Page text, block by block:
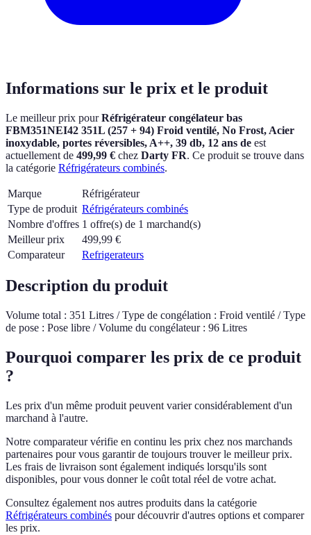
Informations sur le prix et le produit
Le meilleur prix pourRéfrigérateur congélateur bas
FBM351NEI42 351L (257 + 94) Froid ventilé, No Frost, Acier
inoxydable, portes réversibles, A++, 39 db, 12 ans de est
actuellement de 499,99 € chez Darty FR. Ce produit se trouve dans
la catégorie Réfrigérateurs combinés.
Marque
Réfrigérateur
Type de produit Réfrigérateurs combinés
Nombre d'offres 1 offre(s) de 1 marchand(s)
Meilleur prix
499,99 €
Comparateur
Refrigerateurs
Description du produit
Volume total : 351 Litres / Type de congélation : Froid ventilé / Type
de pose : Pose libre / Volume du congélateur : 96 Litres
Pourquoi comparer les prix de ce produit
?
Les prix d'un même produit peuvent varier considérablement d'un
marchand à l'autre.
Notre comparateur vérifie en continu les prix chez nos marchands
partenaires pour vous garantir de toujours trouver le meilleur prix.
Les frais de livraison sont également indiqués lorsqu'ils sont
disponibles, pour vous donner le coût total réel de votre achat.
Consultez également nos autres produits dans la catégorie
Réfrigérateurs combinés pour découvrir d'autres options et comparer
les prix.